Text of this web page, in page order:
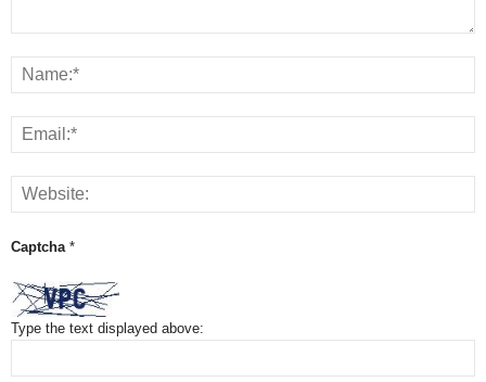
Captcha *
Type the text displayed above: